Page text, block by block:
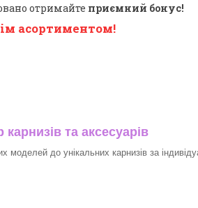
отримайте приємний бонус!
асортиментом!
та аксесуарів
моделей до унікальних карнизів за